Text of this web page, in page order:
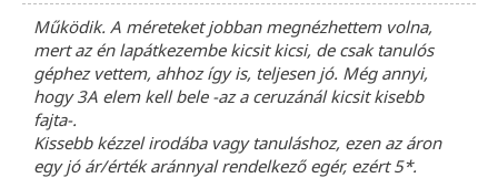
Működik. A méreteket jobban megnézhettem volna,
mert az én lapátkezembe kicsit kicsi, de csak tanulós
géphez vettem, ahhoz így is, teljesen jó. Még annyi,
hogy 3A elem kell bele -az a ceruzánál kicsit kisebb
fajta-.
Kissebb kézzel irodába vagy tanuláshoz, ezen az áron
egy jó ár/érték aránnyal rendelkező egér, ezért 5*.